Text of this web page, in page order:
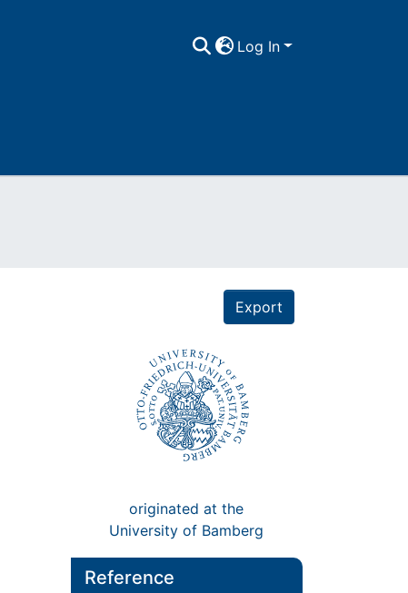
Log In
Export
originated at the
University of Bamberg
Reference